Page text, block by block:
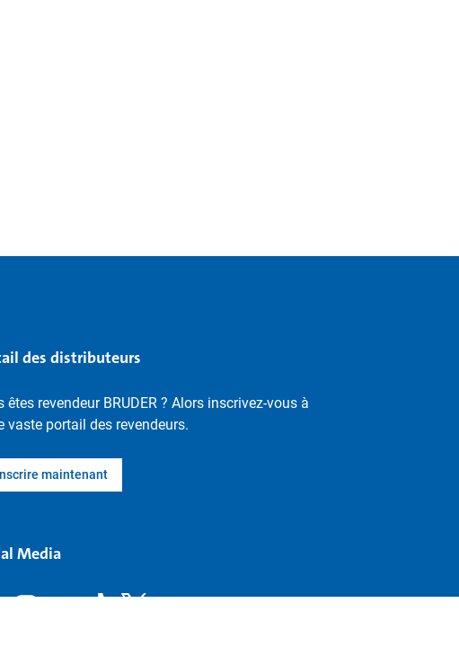
des distributeurs
êtes revendeur BRUDER ? Alors inscrivez-vous à
vaste portail des revendeurs.
maintenant
Media